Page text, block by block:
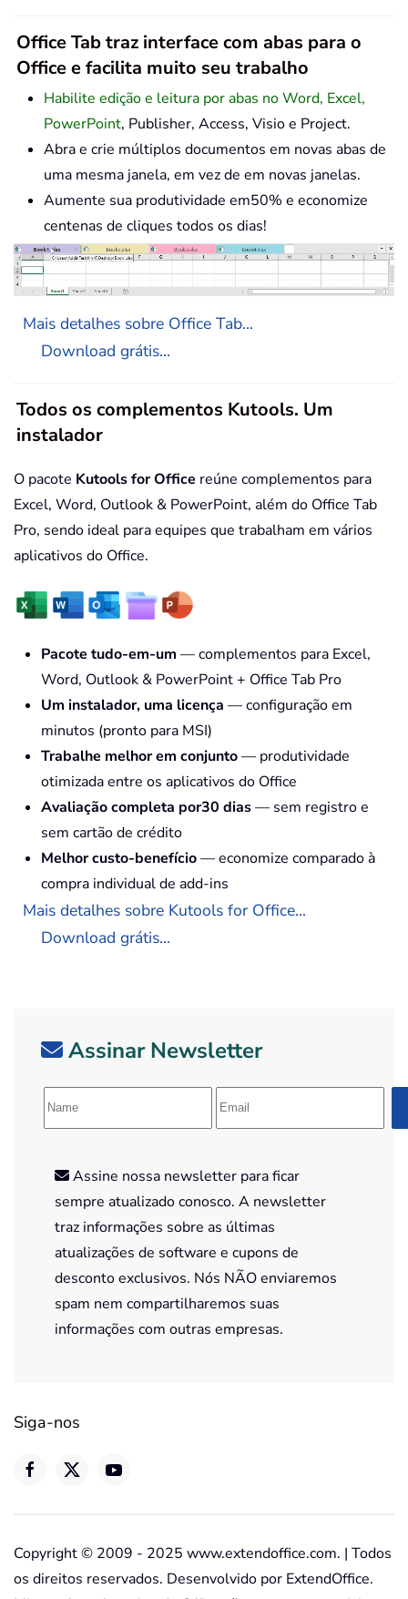
Office Tab traz interface com abas para o
Office e facilita muito seu trabalho
Habilite edição e leitura por abas no Word, Excel,
PowerPoint, Publisher, Access, Visio e Project.
Abra e crie múltiplos documentos em novas abas de
uma mesma janela, em vez de em novas janelas.
Aumente sua produtividade em50% e economize
centenas de cliques todos os dias!
Mais detalhes sobre Office Tab...
Download grátis...
Todos os complementos Kutools. Um
instalador
O pacote Kutools for Office reúne complementos para
Excel, Word, Outlook & PowerPoint, além do Office Tab
Pro, sendo ideal para equipes que trabalham em vários
aplicativos do Office.
Pacote tudo-em-um — complementos para Excel,
Word, Outlook & PowerPoint + Office Tab Pro
Um instalador, uma licença — configuração em
minutos (pronto para MSI)
Trabalhe melhor em conjunto— produtividade
otimizada entre os aplicativos do Office
Avaliação completa por30 dias— sem registro e
sem cartão de crédito
Melhor custo-benefício— economize comparado à
compra individual de add-ins
Mais detalhes sobre Kutools for Office...
Download grátis...
Assinar Newsletter
Assine nossa newsletter para ficar
sempre atualizado conosco. A newsletter
traz informações sobre as últimas
atualizações de software e cupons de
desconto exclusivos. Nós NÃO enviaremos
spam nem compartilharemos suas
informações com outras empresas.
Siga-nos
Copyright © 2009 - 2025 www.extendoffice.com. | Todos
os direitos reservados. Desenvolvido por ExtendOffice.